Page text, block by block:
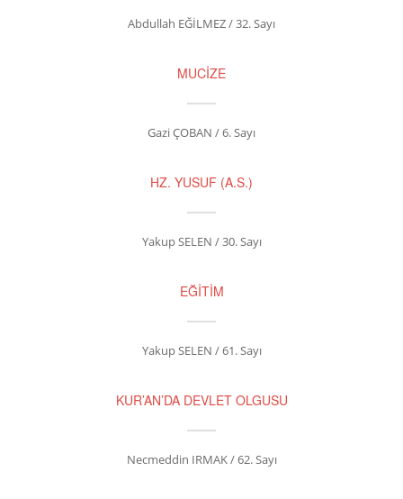
Abdullah EĞİLMEZ / 32. Sayı
MUCİZE
Gazi ÇOBAN / 6. Sayı
HZ. YUSUF (A.S.)
Yakup SELEN / 30. Sayı
EĞİTİM
Yakup SELEN / 61. Sayı
KUR’AN’DA DEVLET OLGUSU
Necmeddin IRMAK / 62. Sayı